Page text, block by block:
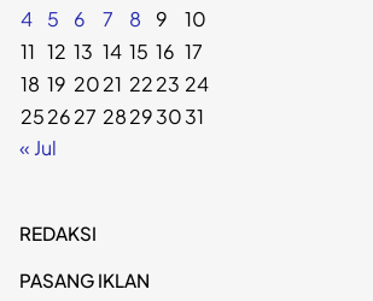
4
5 6 7 8 9
10
11 12 13 14 15 16 17
18 19 2021 2223 24
252627 28293031
« Jul
REDAKSI
PASANG IKLAN